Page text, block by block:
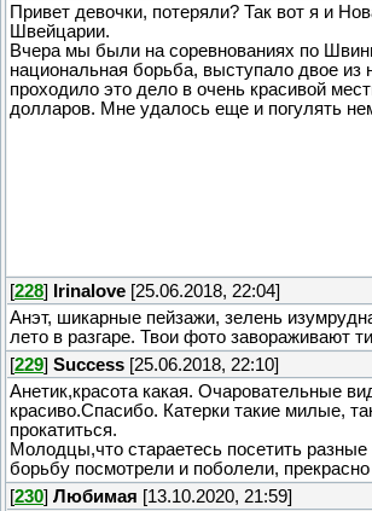
Привет девочки, потеряли? Так вот я и
Швейцарии.
Вчера мы были на соревнованиях по
национальная борьба, выступало двое из
проходило это дело в очень красивой
долларов. Мне удалось еще и погулять
[228] Irinalove [25.06.2018, 22:04]
Анэт, шикарные пейзажи, зелень
лето в разгаре. Твои фото завораживают
[229] Success [25.06.2018, 22:10]
Анетик,красота какая. Очаровательные
красиво.Спасибо. Катерки такие милые,
прокатиться.
Молодцы,что стараетесь посетить разные
борьбу посмотрели и поболели,
[230] Любимая [13.10.2020, 21:59]